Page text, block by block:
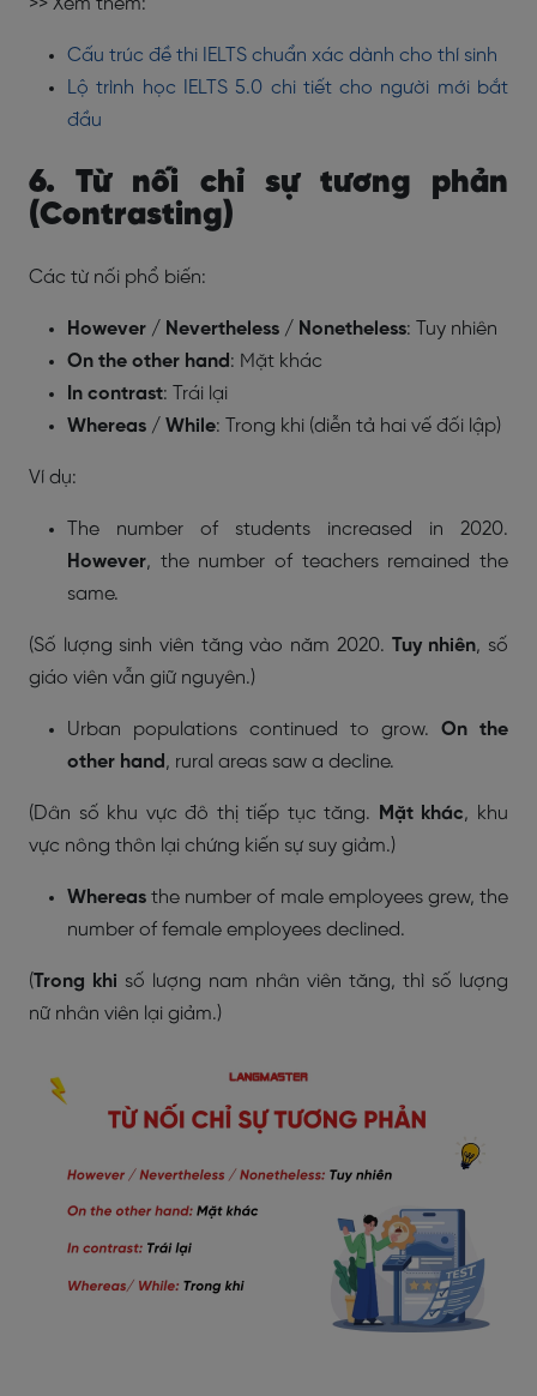
>> Xem thêm:
Cấu trúc đề thi IELTS chuẩn xác dành cho thí sinh
Lộ trình học IELTS 5.0 chi tiết cho người mới bắt
đầu
6. Từ nối chỉ sự tương phản
(Contrasting)
Các từ nối phổ biến:
However / Nevertheless / Nonetheless: Tuy nhiên
On the other hand: Mặt khác
In contrast: Trái lại
Whereas / While: Trong khi (diễn tả hai vế đối lập)
Ví dụ:
The number of students increased in 2020.
However, the number of teachers remained the
same.
(Số lượng sinh viên tăng vào năm 2020. Tuy nhiên, số
giáo viên vẫn giữ nguyên.)
Urban populations continued to grow. On the
other hand, rural areas saw a decline.
(Dân số khu vực đô thị tiếp tục tăng. Mặt khác, khu
vực nông thôn lại chứng kiến sự suy giảm.)
Whereas the number of male employees grew, the
number of female employees declined.
(Trong khi số lượng nam nhân viên tăng, thì số lượng
nữ nhân viên lại giảm.)